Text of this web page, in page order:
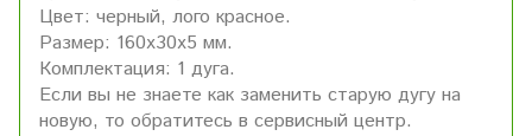
Цвет: черный, лого красное.
Размер: 160х30х5 мм.
Комплектация: 1 дуга.
Если вы не знаете как заменить старую дугу на
новую, то обратитесь в сервисный центр.